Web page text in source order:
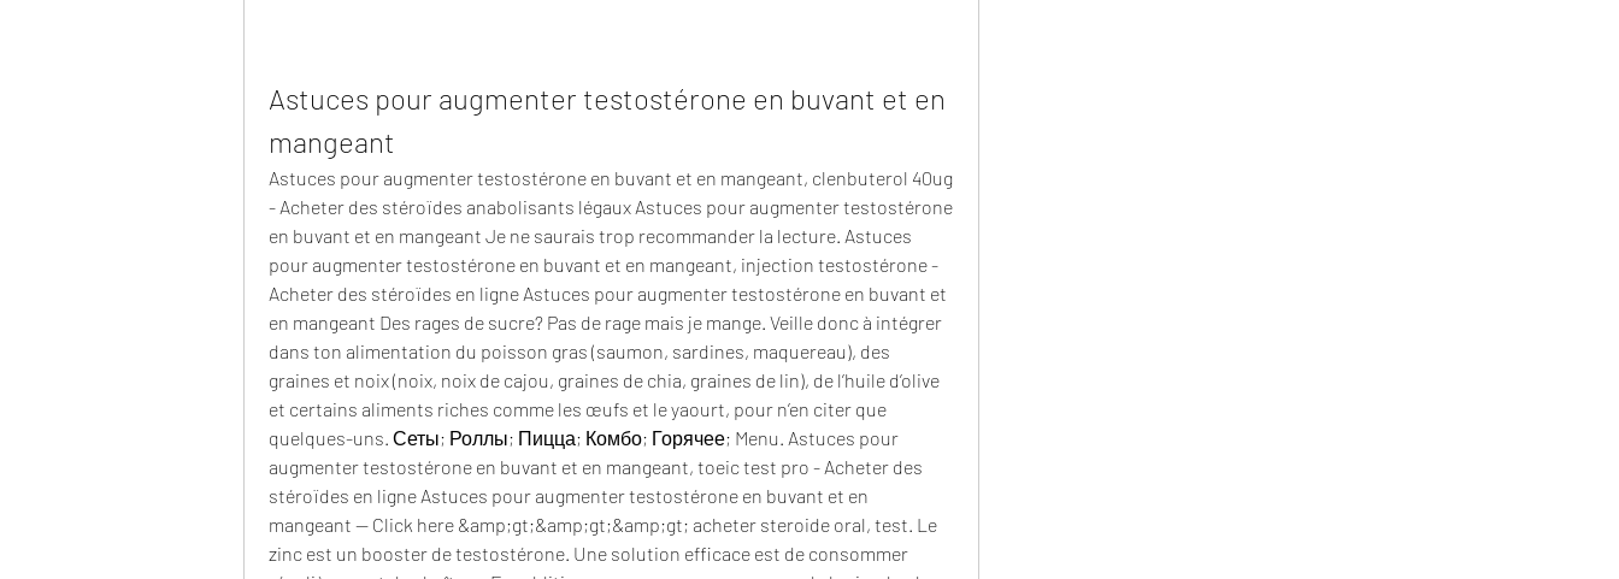
Astuces pour augmenter testostérone en buvant et en
mangeant
Astuces pour augmenter testostérone en buvant et en mangeant, clenbuterol 40ug
- Acheter des stéroïdes anabolisants légaux Astuces pour augmenter testostérone
en buvant et en mangeant Je ne saurais trop recommander la lecture. Astuces
pour augmenter testostérone en buvant et en mangeant, injection testostérone -
Acheter des stéroïdes en ligne Astuces pour augmenter testostérone en buvant et
en mangeant Des rages de sucre? Pas de rage mais je mange. Veille donc à intégrer
dans ton alimentation du poisson gras (saumon, sardines, maquereau), des
graines et noix (noix, noix de cajou, graines de chia, graines de lin), de l’huile d’olive
et certains aliments riches comme les œufs et le yaourt, pour n’en citer que
quelques-uns. Сеты; Роллы; Пицца; Комбо; Горячее; Menu. Astuces pour
augmenter testostérone en buvant et en mangeant, toeic test pro - Acheter des
stéroïdes en ligne Astuces pour augmenter testostérone en buvant et en
mangeant -- Click here &amp;gt;&amp;gt;&amp;gt; acheter steroide oral, test. Le
zinc est un booster de testostérone. Une solution efficace est de consommer